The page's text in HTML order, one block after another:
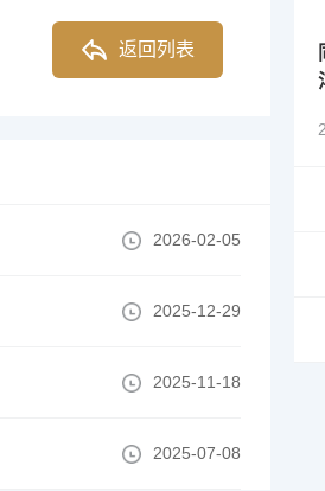
返回列表
2026-02-05
2025-12-29
2025-11-18
2025-07-08